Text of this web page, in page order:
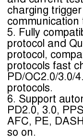
charging
communication
5. Fully
protocol and
protocol,
protocols fast
PD/OC2.0/3.0/
protocols.
6. Support
PD2.0, 3.0,
AFC, PE,
so on.